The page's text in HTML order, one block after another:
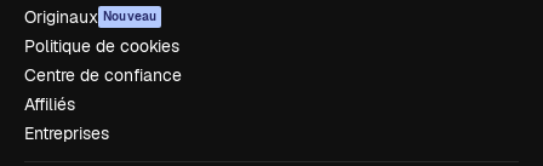
Originaux Nouveau
Politique de cookies
Centre de confiance
Affiliés
Entreprises